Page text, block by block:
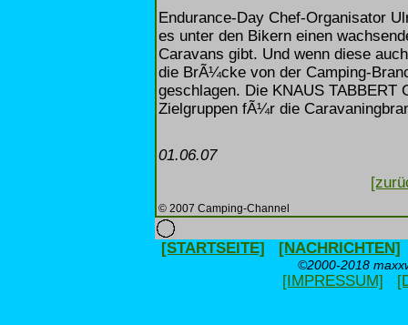
Endurance-Day Chef-Organisator
es unter den Bikern einen
Caravans gibt. Und wenn diese
die BrÃ¼cke von der Camping-
geschlagen. Die KNAUS TABBERT
Zielgruppen fÃ¼r die
01.06.07
© 2007 Camping-Channel
[STARTSEITE] [NACHRICHTEN]
©2000-2018
[IMPRESSUM]